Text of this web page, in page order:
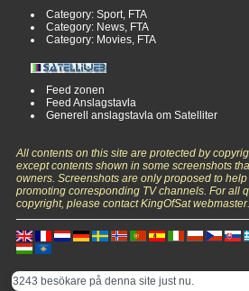
Category: Sport, FTA
Category: News, FTA
Category: Movies, FTA
Feed zonen
Feed Anslagstavla
Generell anslagstavla om Satelliter
All contents on this site are protected by
except contents shown in some screenshots
owners. Screenshots are only proposed to
promoting corresponding TV channels. For all
copyright, please contact KingOfSat webmaster.
3243 besökare på denna site just nu.